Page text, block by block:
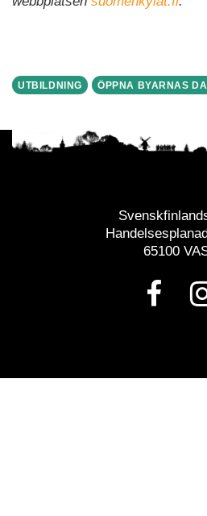
UTBILDNING ÖPPNA BYARNAS
65100